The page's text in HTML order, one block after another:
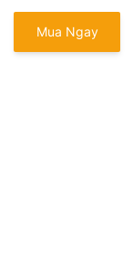
Mua Ngay